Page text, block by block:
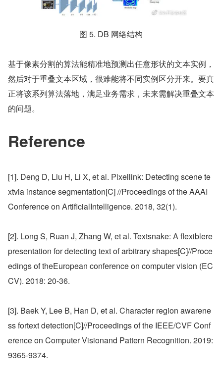
图 5. DB 网络结构
基于像素分割的算法能精准地预测出任意形状的文本实例，
然后对于重叠文本区域，很难能将不同实例区分开来。要真
正将该系列算法落地，满足业务需求，未来需解决重叠文本
的问题。
Reference
[1]. Deng D, Liu H, Li X, et al. Pixellink: Detecting scene te
xtvia instance segmentation[C] //Proceedings of the AAAI
Conference on ArtificialIntelligence. 2018, 32(1).
[2]. Long S, Ruan J, Zhang W, et al. Textsnake: A flexiblere
presentation for detecting text of arbitrary shapes[C]//Proce
edings of theEuropean conference on computer vision (EC
CV). 2018: 20-36.
[3]. Baek Y, Lee B, Han D, et al. Character region awarene
ss fortext detection[C]//Proceedings of the IEEE/CVF Conf
erence on Computer Visionand Pattern Recognition. 2019:
9365-9374.